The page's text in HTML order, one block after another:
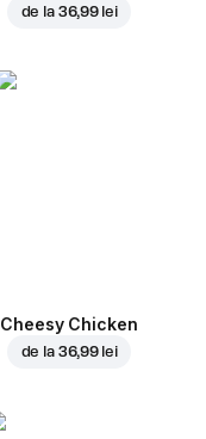
de la 36,99 lei
Cheesy Chicken
de la 36,99 lei